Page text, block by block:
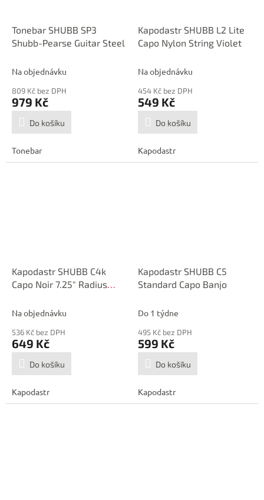
Tonebar SHUBB SP3
Shubb-Pearse Guitar Steel
Na objednávku
809 Kč bez DPH
979 Kč
Do košíku
Tonebar
Kapodastr SHUBB L2 Lite
Capo Nylon String Violet
Na objednávku
454 Kč bez DPH
549 Kč
Do košíku
Kapodastr
Kapodastr SHUBB C4k
Capo Noir 7.25" Radius
Na objednávku
536 Kč bez DPH
649 Kč
Do košíku
Kapodastr
Kapodastr SHUBB C5
Standard Capo Banjo
Do 1 týdne
495 Kč bez DPH
599 Kč
Do košíku
Kapodastr